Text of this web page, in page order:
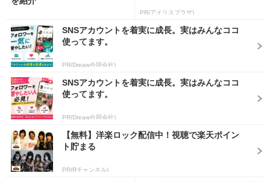
PR(アイリスプラザ)
SNSアカウントを着実に成長。実はみんなココ
使ってます。
PR(Dreaw合同会社)
SNSアカウントを着実に成長。実はみんなココ
使ってます。
PR(Dreaw合同会社)
【無料】洋楽ロック配信中！視聴で楽天ポイン
ト貯まる
PR(Rチャンネル)